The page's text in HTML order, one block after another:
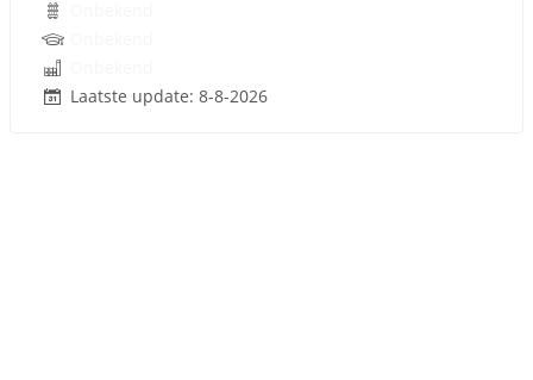
Laatste update: 8-8-2026